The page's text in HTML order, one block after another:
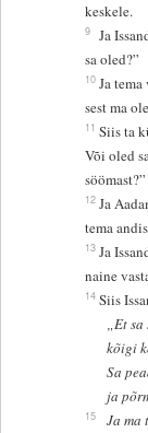
keskele.
9 Ja
sa oled?”
10 Ja
sest ma
11 Siis ta
Või oled
söömast?”
12 Ja
tema
13 Ja
naine
14 Siis
„Et
kõigi
Sa
ja
15
Ja ma